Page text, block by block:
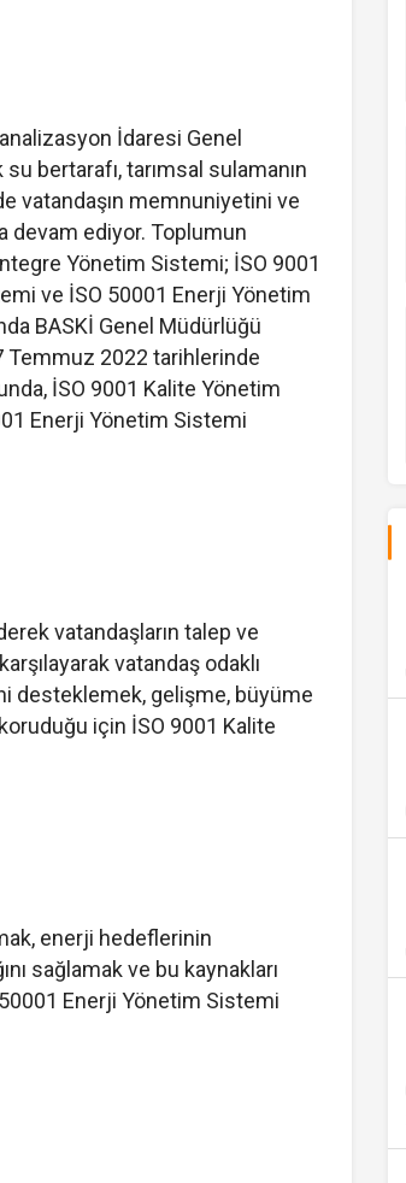
İdaresi Genel
bertarafı, tarımsal sulamanın
vatandaşın memnuniyetini ve
devam ediyor. Toplumun
Yönetim Sistemi; İSO 9001
ve İSO 50001 Enerji Yönetim
BASKİ Genel Müdürlüğü
Temmuz 2022 tarihlerinde
İSO 9001 Kalite Yönetim
Enerji Yönetim Sistemi
vatandaşların talep ve
vatandaş odaklı
desteklemek, gelişme, büyüme
için İSO 9001 Kalite
enerji hedeflerinin
sağlamak ve bu kaynakları
Enerji Yönetim Sistemi